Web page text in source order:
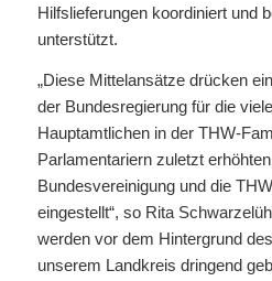
Hilfslieferungen koordiniert und
unterstützt.
„Diese Mittelansätze drücken
der Bundesregierung für die
Hauptamtlichen in der THW-
Parlamentariern zuletzt
Bundesvereinigung und die
eingestellt“, so Rita
werden vor dem Hintergrund
unserem Landkreis dringend